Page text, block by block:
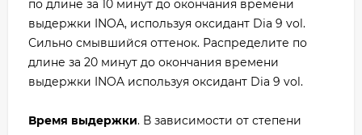
по длине за 10 минут до окончания времени
выдержки INOA, используя оксидант Dia 9 vol.
Сильно смывшийся оттенок. Распределите по
длине за 20 минут до окончания времени
выдержки INOA используя оксидант Dia 9 vol.
Время выдержки. В зависимости от степени